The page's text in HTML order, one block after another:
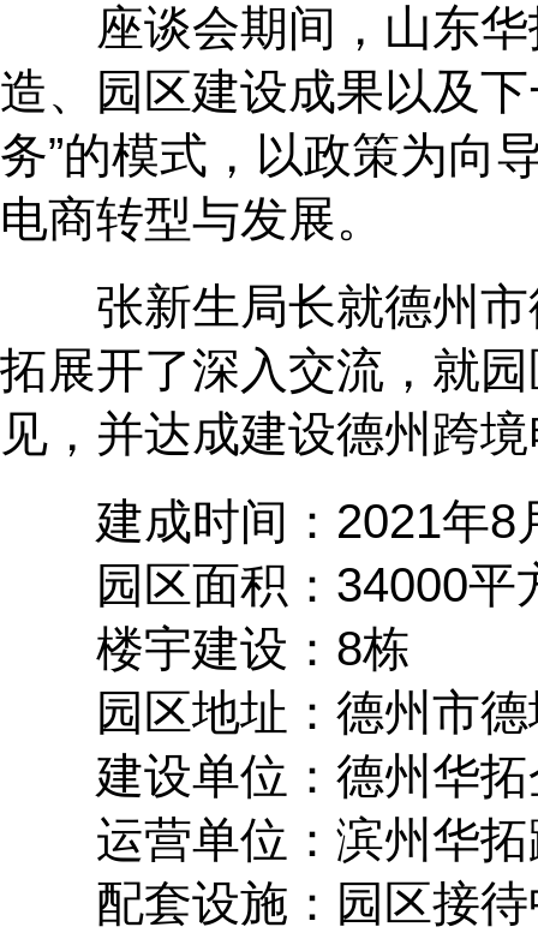
座谈会期间，山东华
造、园区建设成果以及
务”的模式，以政策为向
电商转型与发展。
张新生局长就德州市
拓展开了深入交流，就
见，并达成建设德州跨
建成时间：2021年8
园区面积：34000平
楼宇建设：8栋
园区地址：德州市德
建设单位：德州华拓
运营单位：滨州华拓
配套设施：园区接待